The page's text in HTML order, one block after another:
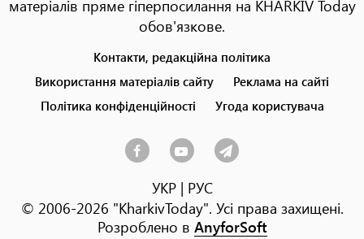
матеріалів пряме гіперпосилання на KHARKIV Today
обов'язкове.
menu
Контакти, редакційна політика
Використання матеріалів сайту
Реклама на сайті
Політика конфіденційності
Угода користувача
УКР| РУС
© 2006-2026 "KharkivToday". Усі права захищені.
Розроблено в AnyforSoft